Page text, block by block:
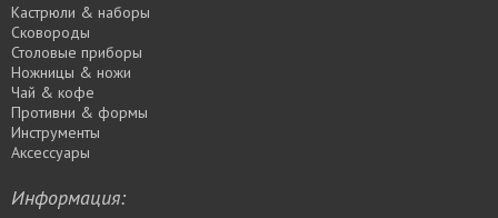
Кастрюли & наборы
Сковороды
Столовые приборы
Ножницы & ножи
Чай & кофе
Противни & формы
Инструменты
Аксессуары
Информация: